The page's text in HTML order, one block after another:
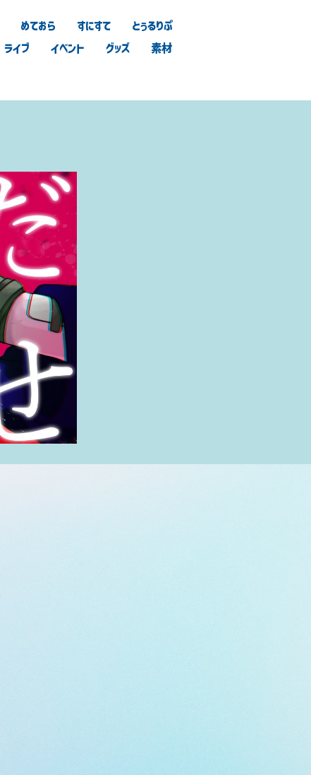
めておら すにすて
とぅるりぷ
ライブ イベント グッズ 素材